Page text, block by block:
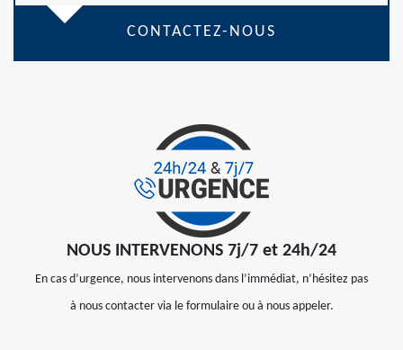
CONTACTEZ-NOUS
NOUS INTERVENONS 7j/7 et 24h/24
En cas d’urgence, nous intervenons dans l’immédiat, n’hésitez pas
à nous contacter via le formulaire ou à nous appeler.